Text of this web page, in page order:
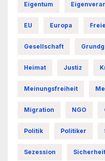
Eigentum
EU Europa
Gesellschaft
Heimat Justiz
Meinungsfreiheit
Migration NGO
Politik Politiker
Sezession Sicherheit